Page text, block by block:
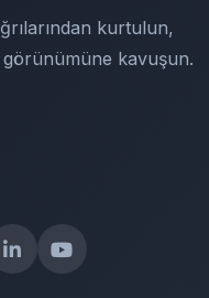
kurtulun,
kavuşun.